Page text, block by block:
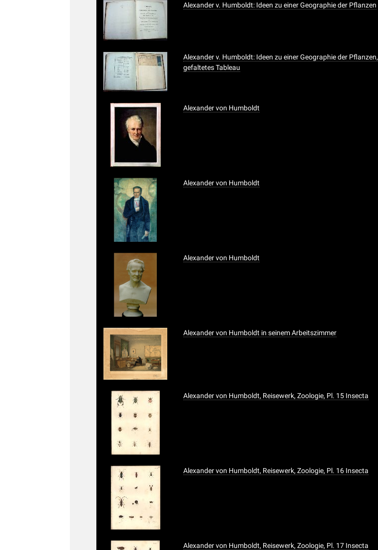
Alexander v. Humboldt: Ideen zu einer Geographie der Pflanzen
Alexander v. Humboldt: Ideen zu einer Geographie der Pflanzen,
gefaltetes Tableau
Alexander von Humboldt
Alexander von Humboldt
Alexander von Humboldt
Alexander von Humboldt in seinem Arbeitszimmer
Alexander von Humboldt, Reisewerk, Zoologie, Pl. 15 Insecta
Alexander von Humboldt, Reisewerk, Zoologie, Pl. 16 Insecta
Alexander von Humboldt, Reisewerk, Zoologie, Pl. 17 Insecta